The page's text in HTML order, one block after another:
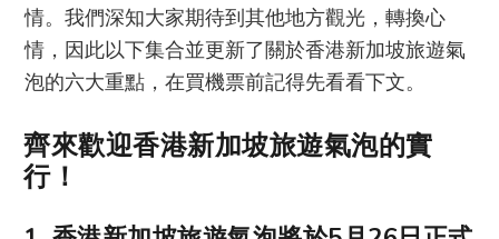
情。我們深知大家期待到其他地方觀光，轉換心
情，因此以下集合並更新了關於香港新加坡旅遊氣
泡的六大重點，在買機票前記得先看看下文。
齊來歡迎香港新加坡旅遊氣泡的實
行！